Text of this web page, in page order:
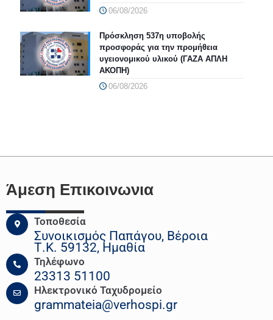
06/08/2026
Πρόσκληση 537η υποβολής
προσφοράς για την προμήθεια
υγειονομικού υλικού (ΓΑΖΑ ΑΠΛΗ
ΑΚΟΠΗ)
06/08/2026
Άμεση Επικοινωνια
Τοποθεσία
Συνοικισμός Παπάγου, Βέροια
Τ.Κ. 59132, Ημαθία
Τηλέφωνο
23313 51100
Ηλεκτρονικό Ταχυδρομείο
grammateia@verhospi.gr